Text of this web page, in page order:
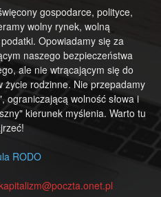
gospodarce, polityce,
wolny rynek, wolną
Opowiadamy się za
naszego bezpieczeństwa
ale nie wtrącającym się do
rodzinne. Nie przepadamy
ograniczającą wolność słowa i
kierunek myślenia. Warto tu
RODO